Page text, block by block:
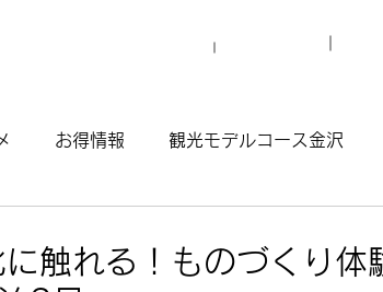
お得情報 観光モデルコース金沢
ース渋谷原宿
に触れる！ものづくり体